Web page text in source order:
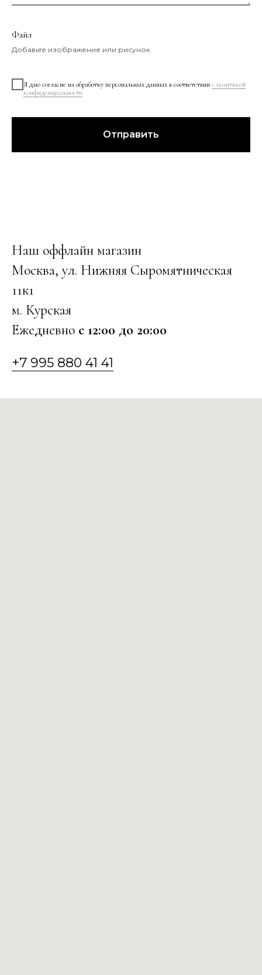
Файл
Добавьте изображение или рисунок
Я даю согласие на обработку персональных данных в соответствии с политикой
конфиденциальности
Отправить
Наш оффлайн магазин
Москва, ул. Нижняя Сыромятническая
11к1
м. Курская
Ежедневно с 12:00 до 20:00
+7 995 880 41 41